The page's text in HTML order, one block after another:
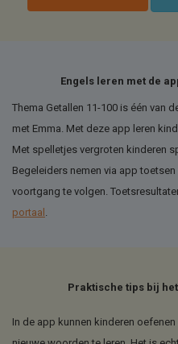
Engels leren met de
Thema Getallen 11-100 is één van
met Emma. Met deze app leren
Met spelletjes vergroten kinderen
Begeleiders nemen via app
voortgang te volgen.
portaal .
Praktische tips bij
In de app kunnen kinderen